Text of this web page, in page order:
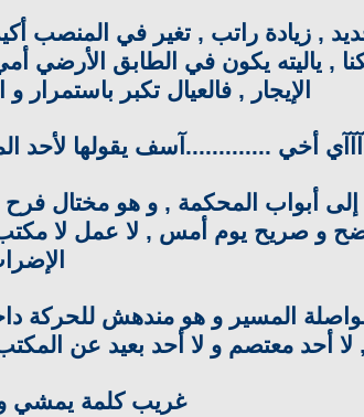
, زيادة راتب , تغير في المنصب
, ياليته يكون في الطابق الأرضي
الإيجار , فالعيال تكبر باستمرار
أخي .............آسف يقولها
أبواب المحكمة , و هو مختال
و صريح يوم أمس , لا عمل لا
المسير و هو مندهش للحركة
لا أحد معتصم و لا أحد بعيد عن
غريب كلمة يمشي و